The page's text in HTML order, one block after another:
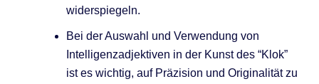
widerspiegeln.
Bei der Auswahl und Verwendung von
Intelligenzadjektiven in der Kunst des “Klok”
ist es wichtig, auf Präzision und Originalität zu